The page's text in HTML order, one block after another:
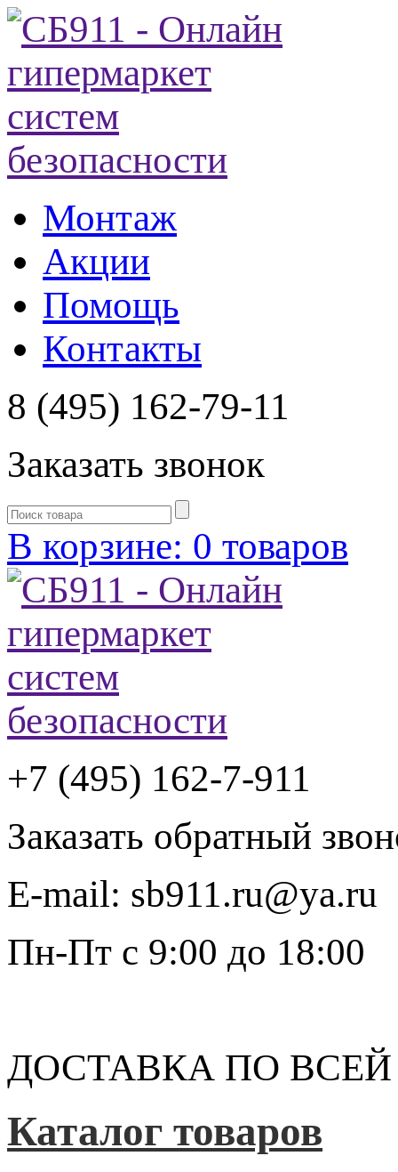
Монтаж
Акции
Помощь
Контакты
8 (495) 162-79-11
Заказать звонок
В корзине: 0 товаров
+7 (495) 162-7-911
Заказать обратный
E-mail: sb911.ru@ya.ru
Пн-Пт с 9:00 до 18:00
ДОСТАВКА ПО
Каталог товаров